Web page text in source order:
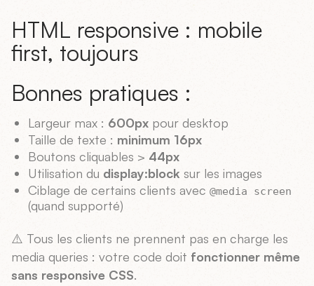
HTML responsive : mobile
first, toujours
Bonnes pratiques :
Largeur max : 600px pour desktop
Taille de texte : minimum 16px
Boutons cliquables > 44px
Utilisation du display:block sur les images
Ciblage de certains clients avec @media screen
(quand supporté)
⚠️ Tous les clients ne prennent pas en charge les
media queries : votre code doit fonctionner même
sans responsive CSS.